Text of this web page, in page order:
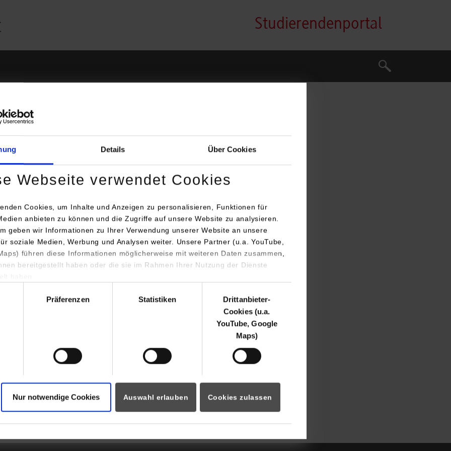
Details Über Cookies
Webseite verwendet Cookies
Cookies, um Inhalte und Anzeigen zu personalisieren, Funktionen für
anbieten zu können und die Zugriffe auf unsere Website zu analysieren.
geben wir Informationen zu Ihrer Verwendung unserer Website an unsere
soziale Medien, Werbung und Analysen weiter. Unsere Partner (u.a. YouTube,
führen diese Informationen möglicherweise mit weiteren Daten zusammen,
bereitgestellt haben oder die sie im Rahmen Ihrer Nutzung der Dienste
Präferenzen Statistiken
Drittanbieter-
Cookies (u.a.
YouTube, Google
Maps)
Nur notwendige Cookies Auswahl erlauben Cookies zulassen
Studierendenportal
Suche
Suche
und Links (Zugangsdaten)
Studienjahrgang 2023